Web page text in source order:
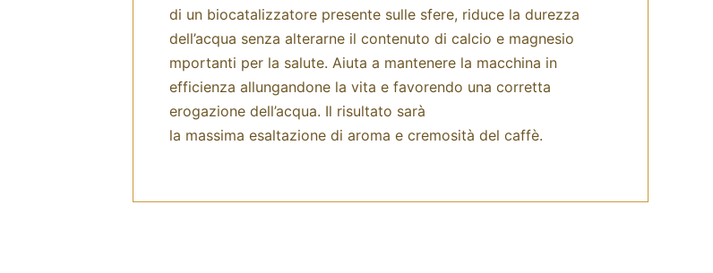
di un biocatalizzatore presente sulle sfere, riduce la durezza
dell’acqua senza alterarne il contenuto di calcio e magnesio
mportanti per la salute. Aiuta a mantenere la macchina in
efficienza allungandone la vita e favorendo una corretta
erogazione dell’acqua. Il risultato sarà
la massima esaltazione di aroma e cremosità del caffè.